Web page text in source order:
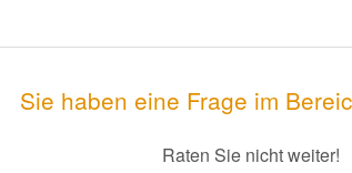
Sie haben eine Frage im
Raten Sie nicht weiter!